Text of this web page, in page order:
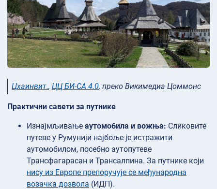
Цхаинвит., ЦЦ БИ-СА 4.0, преко Викимедиа Цоммонс
Практични савети за путнике
Изнајмљивање аутомобила и вожња: Сликовите
путеве у Румунији најбоље је истражити
аутомобилом, посебно аутопутеве
Трансфагарасан и Трансалпина. За путнике који
нису из Европе препоручује се међународна
возачка дозвола (ИДП).